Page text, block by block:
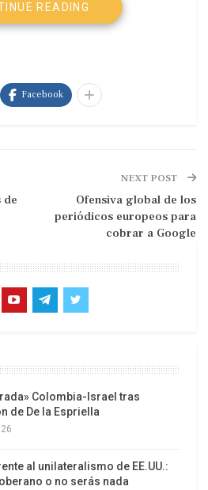
de la ONU, 138 se
9 en contra y 41 se
general de Naciones
convocó a redoblar los
por Israel pese al apoyo
de este tipo.
de la Autoridad Nacional
pacíficas
Tel Aviv ha tenido como
sus operativos militares y
que Palestina ha elegido la
a las permanentes
Armadas israelíes.
en base a sus
READING
Facebook
de
NEXT POST
Ofensiva global de los
periódicos europeos para
cobrar a Google
Colombia-Israel tras
de De la Espriella
al unilateralismo de EE.UU.:
o no serás nada